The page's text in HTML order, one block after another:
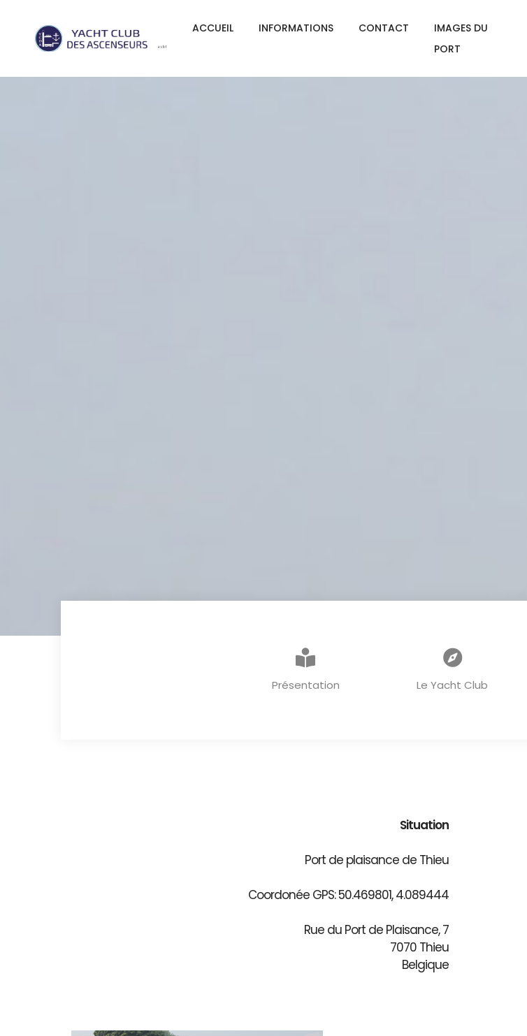
ACCUEIL INFORMATIONS CONTACT
IMAGES DU
PORT
ACCUEIL
Présentation Le Yacht Club
Situation
Port de plaisance de Thieu
Coordonée GPS: 50.469801, 4.089444
Rue du Port de Plaisance, 7
7070 Thieu
Belgique